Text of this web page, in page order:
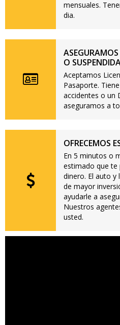
mensuales.
dia.
O
Aceptamos
Pasaporte.
accidentes o un
aseguramos a
OFRECEMOS
En 5 minutos o
estimado que te
dinero. El auto y
de mayor
ayudarle a
Nuestros
usted.